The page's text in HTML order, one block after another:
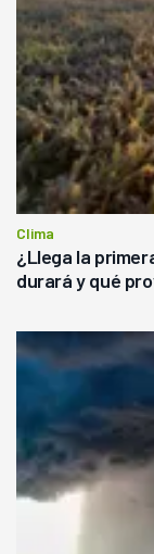
Clima
¿Llega la
durará y qué